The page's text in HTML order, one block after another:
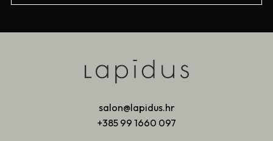
salon@lapidus.hr
+385 99 1660 097